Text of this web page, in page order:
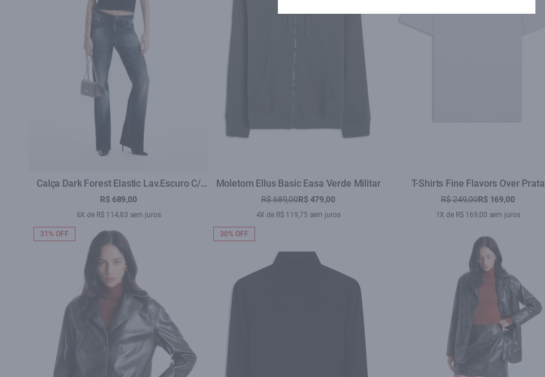
Calça Dark Forest Elastic Lav.Escuro C/
Used
R$ 689,00
6X de R$ 114,83 sem juros
Moletom Ellus Basic Easa Verde Militar
R$ 689,00R$ 479,00
4X de R$ 119,75 sem juros
T-Shirts Fine Flavors Over Prata
R$ 249,00R$ 169,00
1X de R$ 169,00 sem juros
31% OFF 30% OFF